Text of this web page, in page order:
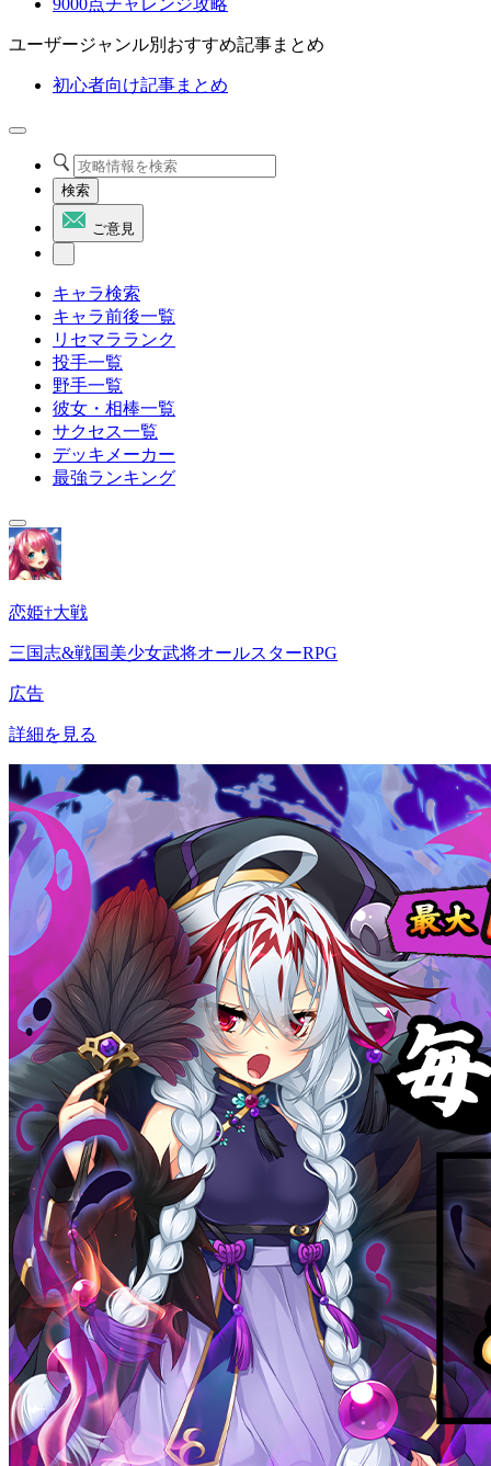
9000点チャレンジ攻略
ユーザージャンル別おすすめ記事まとめ
初心者向け記事まとめ
検索
ご意見
キャラ検索
キャラ前後一覧
リセマラランク
投手一覧
野手一覧
彼女・相棒一覧
サクセス一覧
デッキメーカー
最強ランキング
恋姫†大戦
三国志&戦国美少女武将オールスターRPG
広告
詳細を見る